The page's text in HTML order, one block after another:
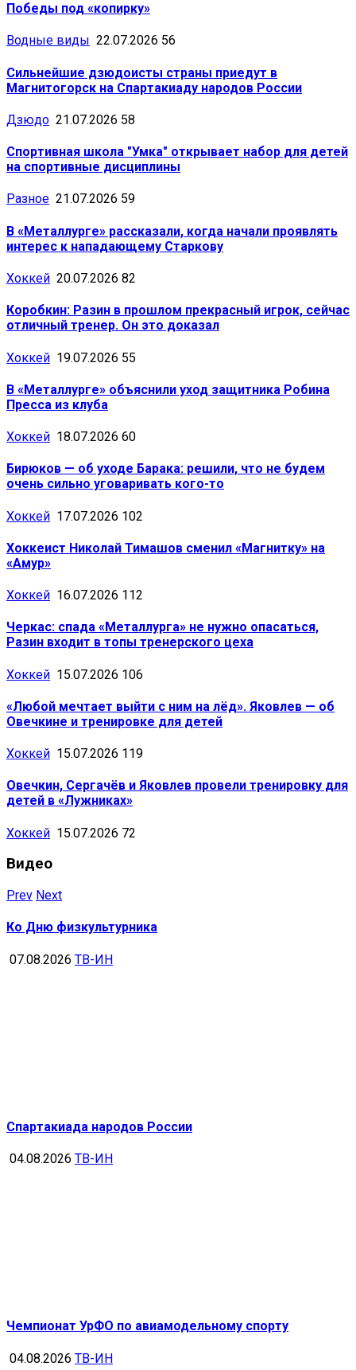
Победы под «копирку»
Водные виды 22.07.2026 56
Сильнейшие дзюдоисты страны приедут в
Магнитогорск на Спартакиаду народов России
Дзюдо 21.07.2026 58
Спортивная школа "Умка" открывает набор для детей
на спортивные дисциплины
Разное 21.07.2026 59
В «Металлурге» рассказали, когда начали проявлять
интерес к нападающему Старкову
Хоккей 20.07.2026 82
Коробкин: Разин в прошлом прекрасный игрок, сейчас
отличный тренер. Он это доказал
Хоккей 19.07.2026 55
В «Металлурге» объяснили уход защитника Робина
Пресса из клуба
Хоккей 18.07.2026 60
Бирюков — об уходе Барака: решили, что не будем
очень сильно уговаривать кого-то
Хоккей 17.07.2026 102
Хоккеист Николай Тимашов сменил «Магнитку» на
«Амур»
Хоккей 16.07.2026 112
Черкас: спада «Металлурга» не нужно опасаться,
Разин входит в топы тренерского цеха
Хоккей 15.07.2026 106
«Любой мечтает выйти с ним на лёд». Яковлев — об
Овечкине и тренировке для детей
Хоккей 15.07.2026 119
Овечкин, Сергачёв и Яковлев провели тренировку для
детей в «Лужниках»
Хоккей 15.07.2026 72
Видео
Prev Next
Ко Дню физкультурника
07.08.2026 ТВ-ИН
Спартакиада народов России
04.08.2026 ТВ-ИН
Чемпионат УрФО по авиамодельному спорту
04.08.2026 ТВ-ИН